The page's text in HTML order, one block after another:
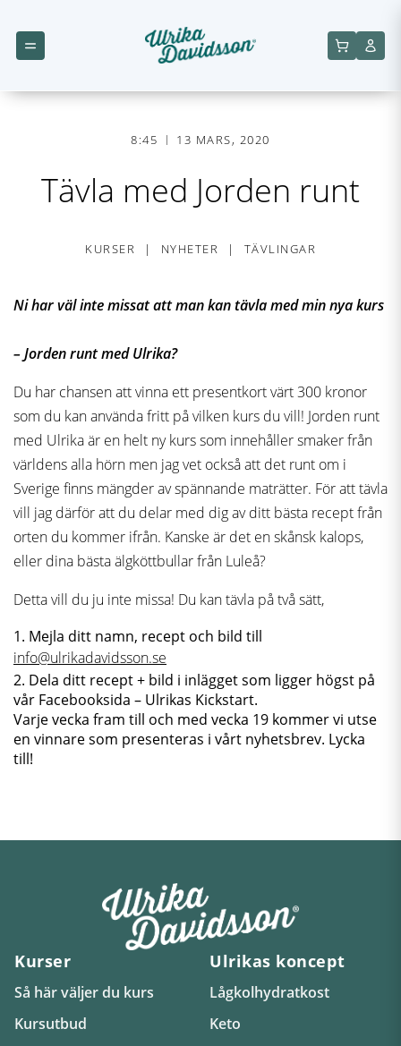
8:45 13 MARS, 2020
Tävla med Jorden runt
KURSER NYHETER TÄVLINGAR
Ni har väl inte missat att man kan tävla med min nya kurs
– Jorden runt med Ulrika?
Du har chansen att vinna ett presentkort värt 300 kronor
som du kan använda fritt på vilken kurs du vill! Jorden runt
med Ulrika är en helt ny kurs som innehåller smaker från
världens alla hörn men jag vet också att det runt om i
Sverige finns mängder av spännande maträtter. För att tävla
vill jag därför att du delar med dig av ditt bästa recept från
orten du kommer ifrån. Kanske är det en skånsk kalops,
eller dina bästa älgköttbullar från Luleå?
Detta vill du ju inte missa! Du kan tävla på två sätt,
1. Mejla ditt namn, recept och bild till
info@ulrikadavidsson.se
2. Dela ditt recept + bild i inlägget som ligger högst på
vår Facebooksida – Ulrikas Kickstart.
Varje vecka fram till och med vecka 19 kommer vi utse
en vinnare som presenteras i vårt nyhetsbrev. Lycka
till!
Kurser
Så här väljer du kurs
Kursutbud
Ulrikas koncept
Lågkolhydratkost
Keto